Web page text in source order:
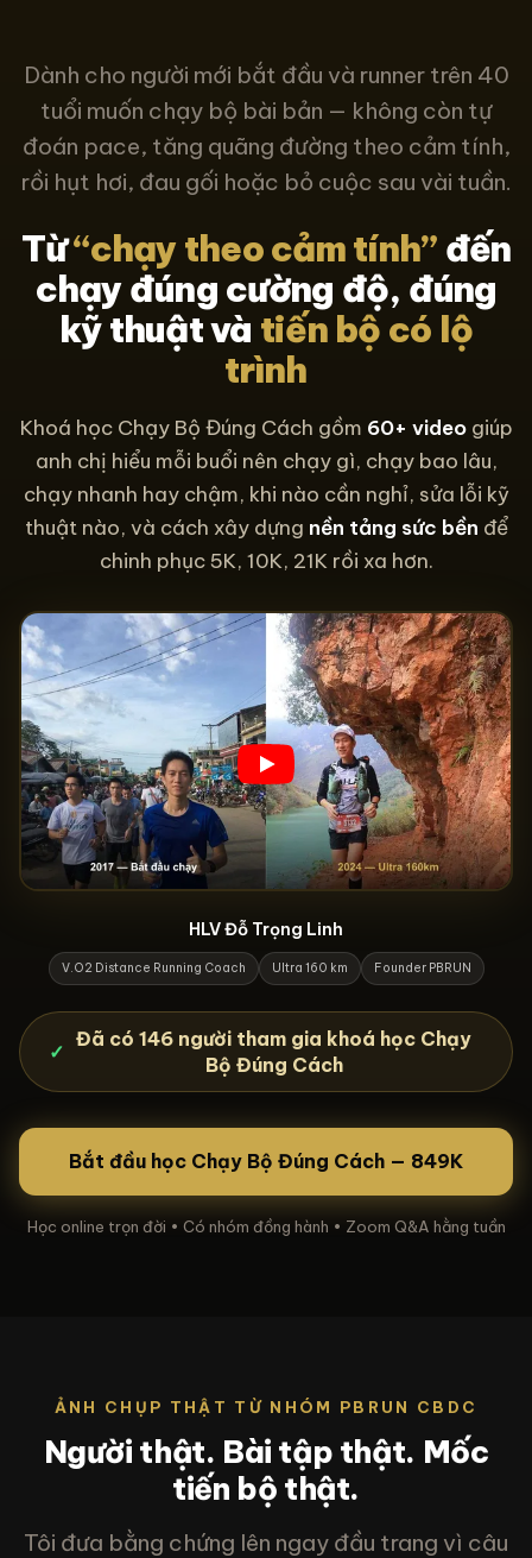
Dành cho người mới bắt đầu và runner trên 40
tuổi muốn chạy bộ bài bản — không còn tự
đoán pace, tăng quãng đường theo cảm tính,
rồi hụt hơi, đau gối hoặc bỏ cuộc sau vài tuần.
Từ“chạy theo cảm tính” đến
chạy đúng cường độ, đúng
kỹ thuật và tiến bộ có lộ
trình
Khoá học Chạy Bộ Đúng Cách gồm 60+ videogiúp
anh chị hiểu mỗi buổi nên chạy gì, chạy bao lâu,
chạy nhanh hay chậm, khi nào cần nghỉ, sửa lỗi kỹ
thuật nào, và cách xây dựng nền tảng sức bền để
chinh phục 5K, 10K, 21K rồi xa hơn.
HLV Đỗ Trọng Linh
V.O2 Distance Running Coach Ultra 160 km Founder PBRUN
✓
Đã có 146 người tham gia khoá học Chạy
Bộ Đúng Cách
Bắt đầu học Chạy Bộ Đúng Cách — 849K
Học online trọn đời • Có nhóm đồng hành • Zoom Q&A hằng tuần
ẢNH CHỤP THẬT TỪ NHÓM PBRUN CBDC
Người thật. Bài tập thật. Mốc
tiến bộ thật.
Tôi đưa bằng chứng lên ngay đầu trang vì câu